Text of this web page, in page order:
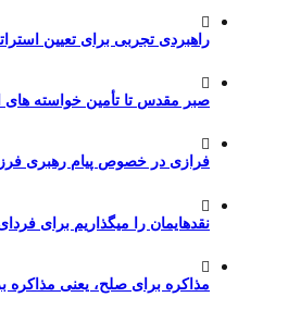
راهبردی تجربی برای تعیین استراتژی
صبر مقدس تا تأمین خواسته های
فرازی در خصوص پیام رهبری
نقدهایمان را میگذاریم برای فردای
مذاکره برای صلح، یعنی مذاکره برای